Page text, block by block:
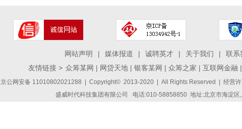
网站声明 | 媒体报道 | 诚聘英才 | 关于我们 | 联系
友情链接 > 众筹某网 | 网贷天地 | 银客某网 | 众筹之家 | 互联网金融 |
京公网安备 11010802021288 | Copyright© 2013-2020 | All Rights Reserved | 经营许
盛威时代科技集团有限公司 电话:010-58858850 地址:北京市海淀区